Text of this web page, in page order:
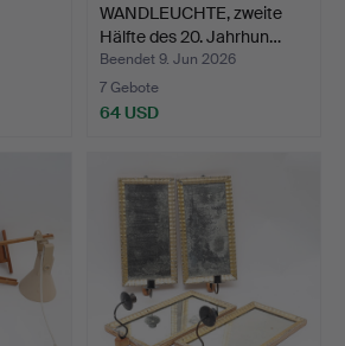
WANDLEUCHTE, zweite
Hälfte des 20. Jahrhun…
Beendet 9. Jun 2026
7 Gebote
64 USD